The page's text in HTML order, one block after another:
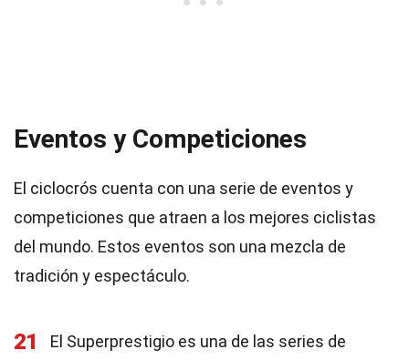
Eventos y Competiciones
El ciclocrós cuenta con una serie de eventos y
competiciones que atraen a los mejores ciclistas
del mundo. Estos eventos son una mezcla de
tradición y espectáculo.
21
El Superprestigio es una de las series de